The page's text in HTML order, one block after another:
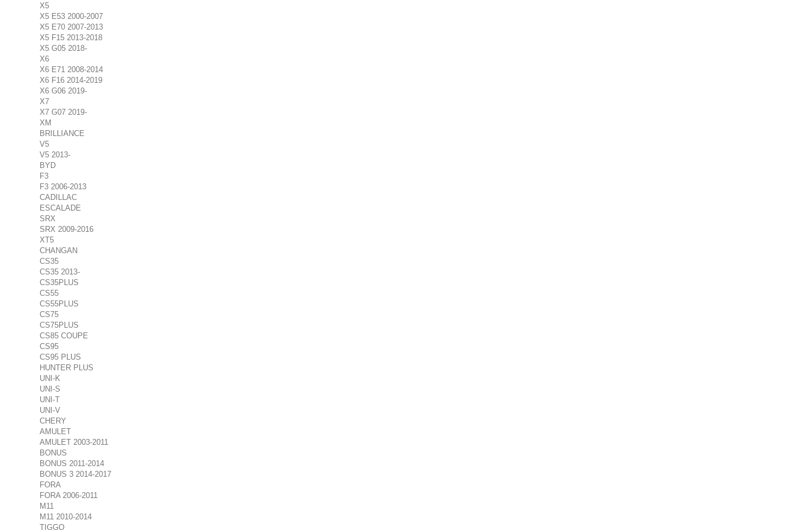
X5
X5 E53 2000-2007
X5 E70 2007-2013
X5 F15 2013-2018
X5 G05 2018-
X6
X6 E71 2008-2014
X6 F16 2014-2019
X6 G06 2019-
X7
X7 G07 2019-
XM
BRILLIANCE
V5
V5 2013-
BYD
F3
F3 2006-2013
CADILLAC
ESCALADE
SRX
SRX 2009-2016
XT5
CHANGAN
CS35
CS35 2013-
CS35PLUS
CS55
CS55PLUS
CS75
CS75PLUS
CS85 COUPE
CS95
CS95 PLUS
HUNTER PLUS
UNI-K
UNI-S
UNI-T
UNI-V
CHERY
AMULET
AMULET 2003-2011
BONUS
BONUS 2011-2014
BONUS 3 2014-2017
FORA
FORA 2006-2011
M11
M11 2010-2014
TIGGO